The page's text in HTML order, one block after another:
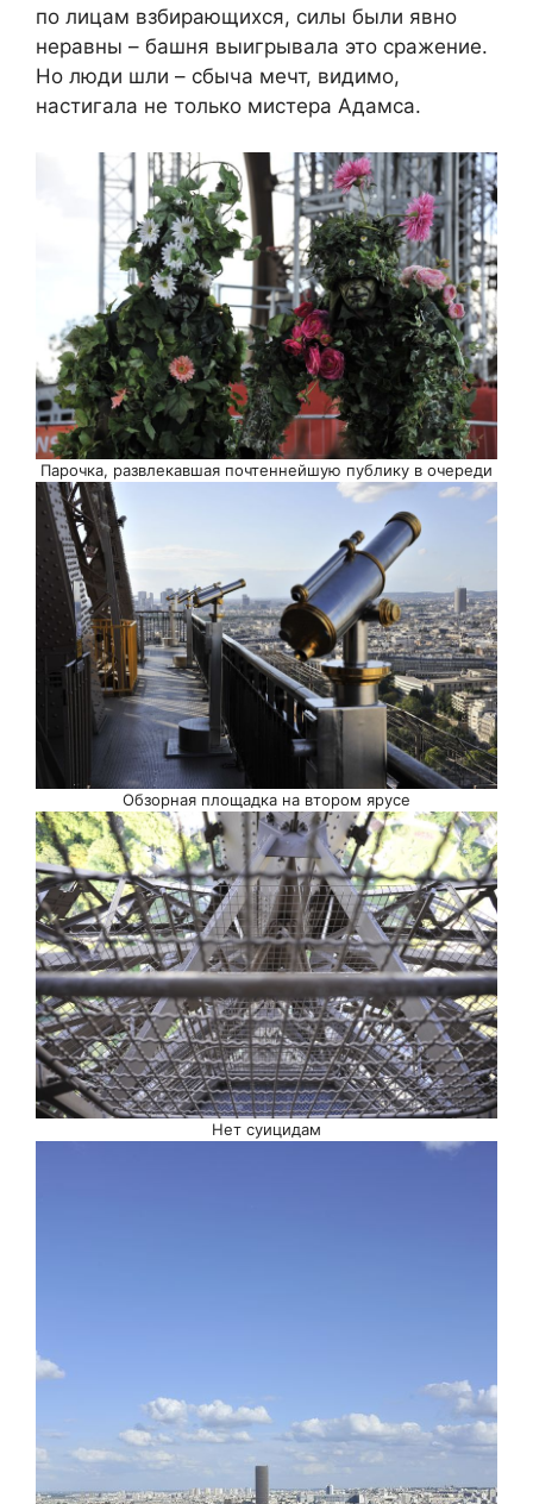
по лицам взбирающихся, силы были явно
неравны – башня выигрывала это сражение.
Но люди шли – сбыча мечт, видимо,
настигала не только мистера Адамса.
Парочка, развлекавшая почтеннейшую публику в очереди
Обзорная площадка на втором ярусе
Нет суицидам